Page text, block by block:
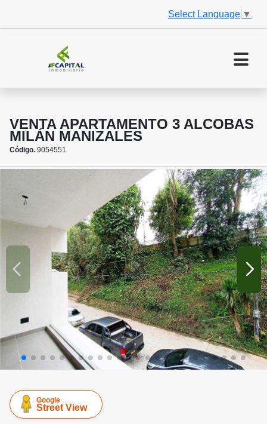
Select Language ▼
VENTA APARTAMENTO 3 ALCOBAS
MILÁN MANIZALES
Código. 9054551
Google
Street View